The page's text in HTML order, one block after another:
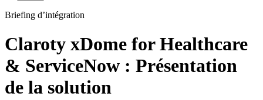
Briefing d’intégration
Claroty xDome for Healthcare
& ServiceNow : Présentation
de la solution